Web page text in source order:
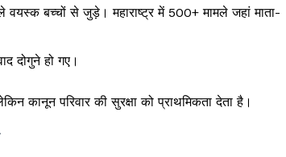
वयस्क बच्चों से जुड़े। महाराष्ट्र में 500+ मामले जहां माता-
दोगुने हो गए।
कानून परिवार की सुरक्षा को प्राथमिकता देता है।